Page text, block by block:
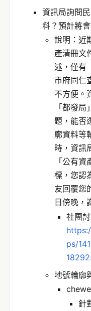
資訊局詢問
料？預計將
說明：近
產清冊文
述，僅有
市府同仁
不方便。
「都發
題，能否
廓資料等
時，資訊
「公有
標，您認
友回覆您
日傍晚，
社團討
ps/
地號輪廓
針